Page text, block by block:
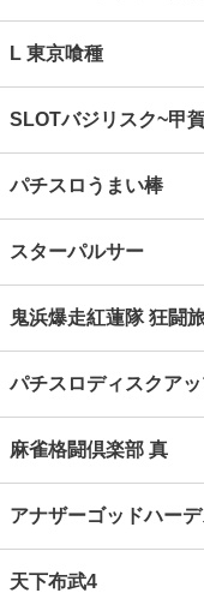
L 東京喰種
SLOTバジリスク~甲
パチスロうまい棒
スターパルサー
鬼浜爆走紅蓮隊 狂闘
パチスロディスクア
麻雀格闘倶楽部 真
アナザーゴッドハー
天下布武4